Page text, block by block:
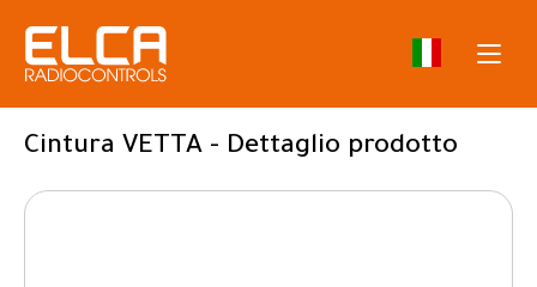
Cintura VETTA - Dettaglio prodotto